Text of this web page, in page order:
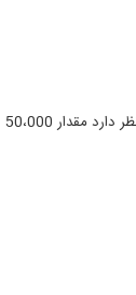
دنیای معدن: شرکت توسعه معدنی و صنعتی صبانور در نظر دارد مقدار 50،000